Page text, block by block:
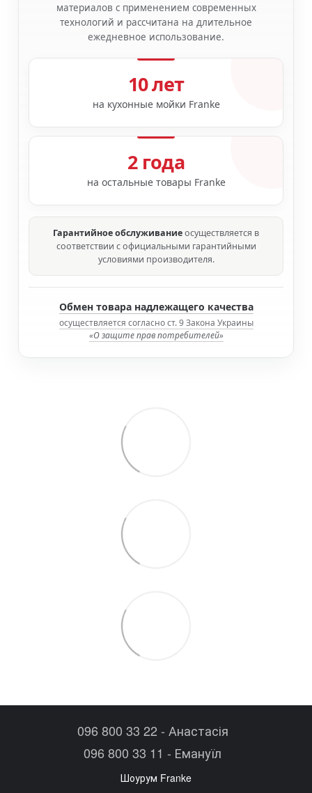
материалов с применением современных
технологий и рассчитана на длительное
ежедневное использование.
10 лет
на кухонные мойки Franke
2 года
на остальные товары Franke
Гарантийное обслуживаниеосуществляется в
соответствии с официальными гарантийными
условиями производителя.
Обмен товара надлежащего качества
осуществляется согласно ст. 9 Закона Украины
«О защите прав потребителей»
096 800 33 22 - Анастасія
096 800 33 11 - Емануїл
Шоурум Franke